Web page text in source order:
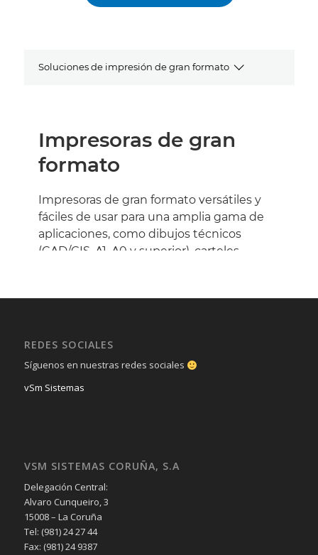
REDES SOCIALES
Síguenos en nuestras redes sociales
vSm Sistemas
VSM SISTEMAS CORUÑA, S.A
Delegación Central:
Alvaro Cunqueiro, 3
15008 – La Coruña
Tel: (981) 24 27 44
Fax: (981) 24 9387